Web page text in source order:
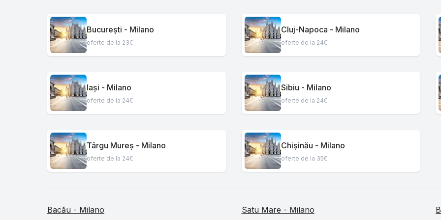
București - Milano
oferte de la 23€
Cluj-Napoca - Milano
oferte de la 24€
Iași - Milano
oferte de la 24€
Sibiu - Milano
oferte de la 24€
Târgu Mureș - Milano
oferte de la 24€
Chișinău - Milano
oferte de la 35€
Bacău - Milano Satu Mare - Milano